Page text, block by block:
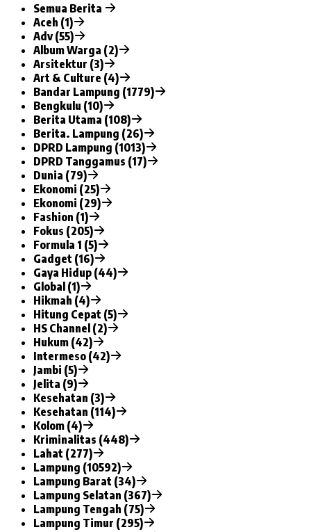
Semua Berita
Aceh (1)
Adv (55)
Album Warga (2)
Arsitektur (3)
Art & Culture (4)
Bandar Lampung (1779)
Bengkulu (10)
Berita Utama (108)
Berita. Lampung (26)
DPRD Lampung (1013)
DPRD Tanggamus (17)
Dunia (79)
Ekonomi (25)
Ekonomi (29)
Fashion (1)
Fokus (205)
Formula 1 (5)
Gadget (16)
Gaya Hidup (44)
Global (1)
Hikmah (4)
Hitung Cepat (5)
HS Channel (2)
Hukum (42)
Intermeso (42)
Jambi (5)
Jelita (9)
Kesehatan (3)
Kesehatan (114)
Kolom (4)
Kriminalitas (448)
Lahat (277)
Lampung (10592)
Lampung Barat (34)
Lampung Selatan (367)
Lampung Tengah (75)
Lampung Timur (295)